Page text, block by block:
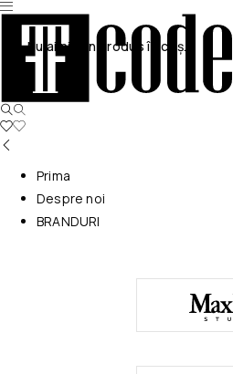
Nu ai niciun produs în coș.
Prima
Despre noi
BRANDURI